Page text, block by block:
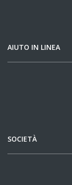
AIUTO IN LINEA
SOCIETÀ